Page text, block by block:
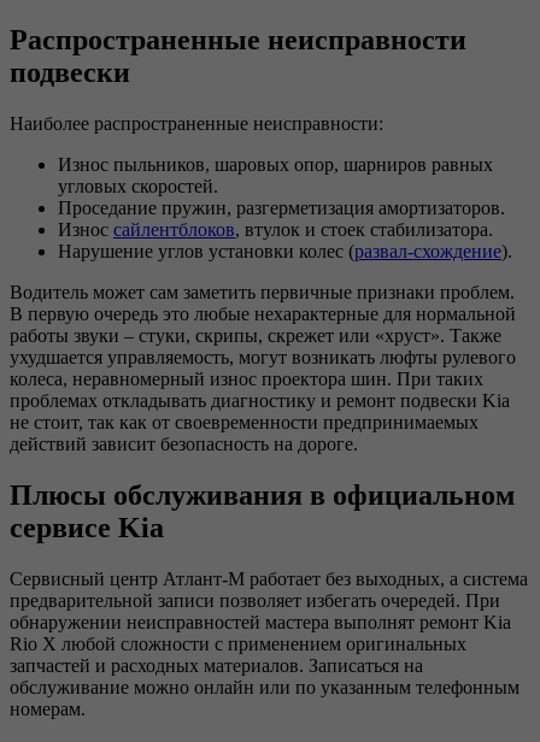
Распространенные неисправности
подвески
Наиболее распространенные неисправности:
Износ пыльников, шаровых опор, шарниров равных
угловых скоростей.
Проседание пружин, разгерметизация амортизаторов.
Износ сайлентблоков, втулок и стоек стабилизатора.
Нарушение углов установки колес (развал-схождение).
Водитель может сам заметить первичные признаки проблем.
В первую очередь это любые нехарактерные для нормальной
работы звуки – стуки, скрипы, скрежет или «хруст». Также
ухудшается управляемость, могут возникать люфты рулевого
колеса, неравномерный износ проектора шин. При таких
проблемах откладывать диагностику и ремонт подвески Kia
не стоит, так как от своевременности предпринимаемых
действий зависит безопасность на дороге.
Плюсы обслуживания в официальном
сервисе Kia
Сервисный центр Атлант-М работает без выходных, а система
предварительной записи позволяет избегать очередей. При
обнаружении неисправностей мастера выполнят ремонт Kia
Rio X любой сложности с применением оригинальных
запчастей и расходных материалов. Записаться на
обслуживание можно онлайн или по указанным телефонным
номерам.